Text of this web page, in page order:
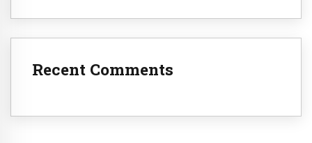
Recent Comments